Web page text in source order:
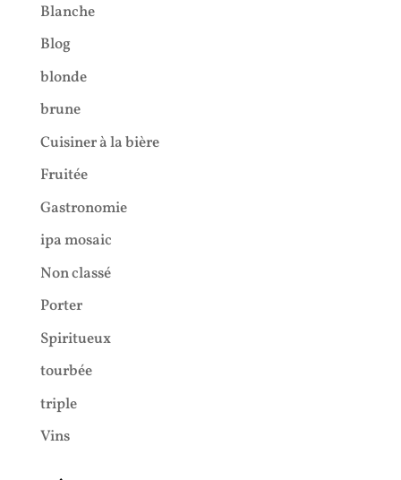
Blanche
Blog
blonde
brune
Cuisiner à la bière
Fruitée
Gastronomie
ipa mosaic
Non classé
Porter
Spiritueux
tourbée
triple
Vins